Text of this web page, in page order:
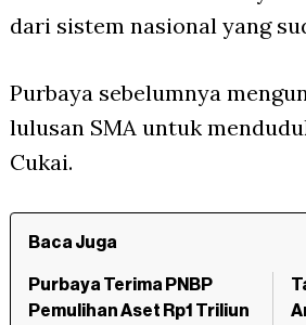
dari sistem nasional yang
Purbaya sebelumnya
lulusan SMA untuk
Cukai.
Baca Juga
Purbaya Terima PNBP
Pemulihan Aset Rp1 Triliun